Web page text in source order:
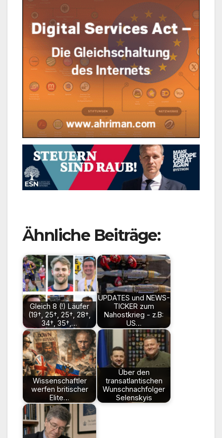
Ähnliche Beiträge:
Gleich 8 (!) Läufer
(19†, 25†, 25†, 28†,
34†, 35†,…
UPDATES und NEWS-
TICKER zum
Nahostkrieg - z.B:
US…
Wissenschaftler
werfen britischer
Elite…
Über den
transatlantischen
Wunschnachfolger
Selenskyis